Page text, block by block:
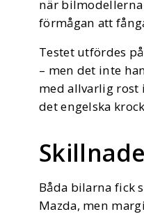
när
förmågan att
Testet utfördes
– men det inte
med allvarlig rost
det engelska
Båda bilarna fick
Mazda, men